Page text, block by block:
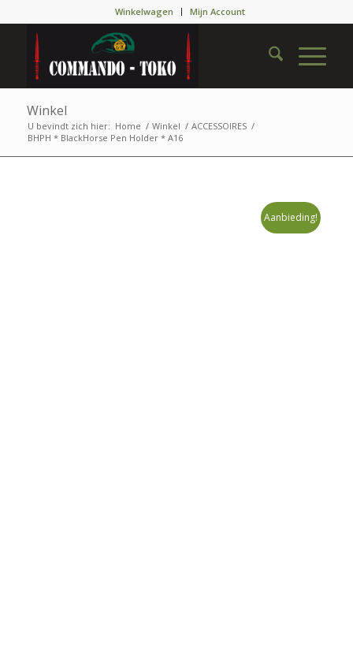
Winkelwagen Mijn Account
Winkel
U bevindt zich hier: Home / Winkel / ACCESSOIRES /
BHPH * BlackHorse Pen Holder * A16
Aanbieding!